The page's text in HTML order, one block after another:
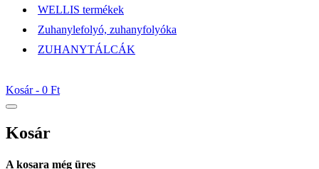
WELLIS termékek
Zuhanylefolyó, zuhanyfolyóka
ZUHANYTÁLCÁK
Kosár - 0 Ft
Kosár
A kosara még üres